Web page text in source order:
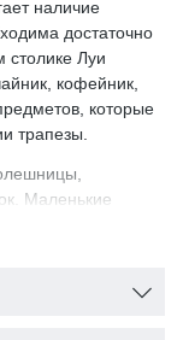
наличие
достаточно
столике Луи
кофейник,
которые
трапезы.
Маленькие
нужное место.